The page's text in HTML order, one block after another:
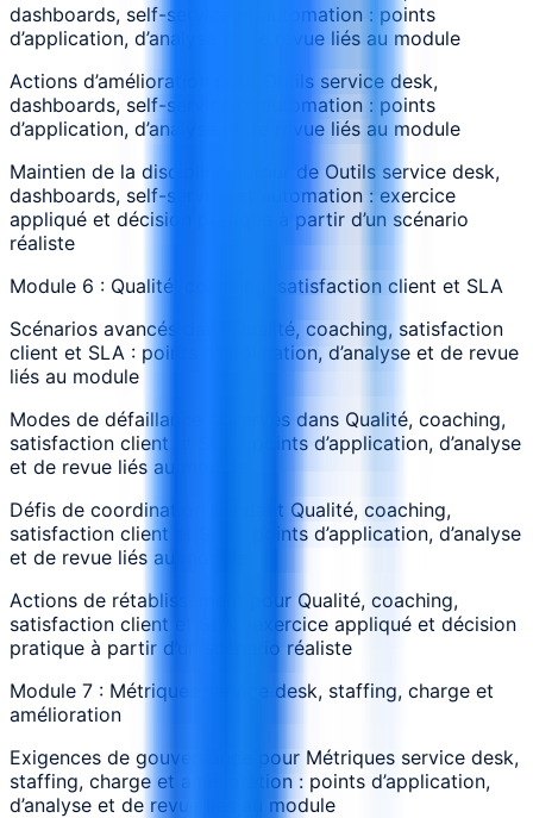
dashboards, self-service et automation : points
d’application, d’analyse et de revue liés au module
Actions d’amélioration pour Outils service desk,
dashboards, self-service et automation : points
d’application, d’analyse et de revue liés au module
Maintien de la discipline autour de Outils service desk,
dashboards, self-service et automation : exercice
appliqué et décision pratique à partir d’un scénario
réaliste
Module 6 : Qualité, coaching, satisfaction client et SLA
Scénarios avancés dans Qualité, coaching, satisfaction
client et SLA : points d’application, d’analyse et de revue
liés au module
Modes de défaillance observés dans Qualité, coaching,
satisfaction client et SLA : points d’application, d’analyse
et de revue liés au module
Défis de coordination pendant Qualité, coaching,
satisfaction client et SLA : points d’application, d’analyse
et de revue liés au module
Actions de rétablissement pour Qualité, coaching,
satisfaction client et SLA : exercice appliqué et décision
pratique à partir d’un scénario réaliste
Module 7 : Métriques service desk, staffing, charge et
amélioration
Exigences de gouvernance pour Métriques service desk,
staffing, charge et amélioration : points d’application,
d’analyse et de revue liés au module